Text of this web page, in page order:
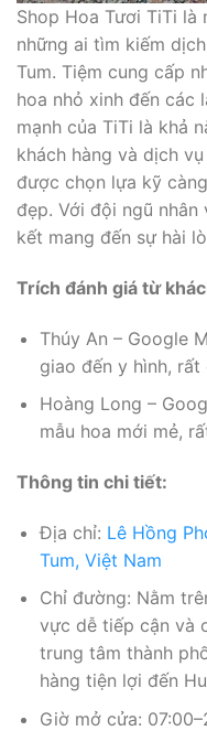
Shop Hoa Tươi TiTi
những ai tìm kiếm
Tum. Tiệm cung cấp
hoa nhỏ xinh đến các
mạnh của TiTi là khả
khách hàng và dịch
được chọn lựa kỹ
đẹp. Với đội ngũ nhân
kết mang đến sự hài
Trích đánh giá từ
Thúy An – Google
giao đến y hình,
Hoàng Long –
mẫu hoa mới mẻ,
Thông tin chi tiết:
Địa chỉ: Lê Hồng
Tum, Việt Nam
Chỉ đường: Nằm
vực dễ tiếp cận và
trung tâm thành
hàng tiện lợi đến
Giờ mở cửa: